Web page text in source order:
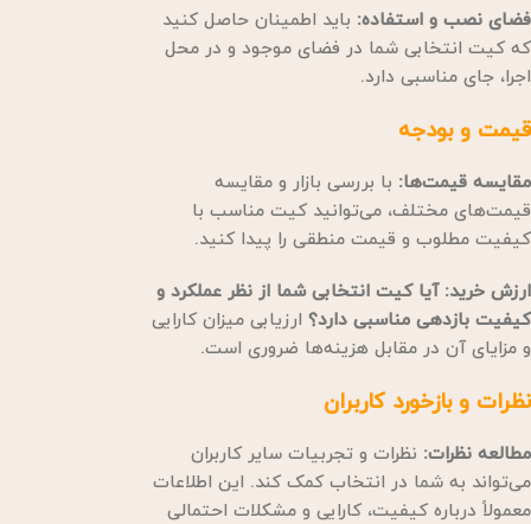
فضای نصب و استفاده: باید اطمینان حاصل کنید
که کیت انتخابی شما در فضای موجود و در محل
اجرا، جای مناسبی دارد.
قیمت و بودجه
مقایسه قیمت‌ها: با بررسی بازار و مقایسه
قیمت‌های مختلف، می‌توانید کیت مناسب با
کیفیت مطلوب و قیمت منطقی را پیدا کنید.
ارزش خرید: آیا کیت انتخابی شما از نظر عملکرد و
کیفیت بازدهی مناسبی دارد؟ ارزیابی میزان کارایی
و مزایای آن در مقابل هزینه‌ها ضروری است.
نظرات و بازخورد کاربران
مطالعه نظرات: نظرات و تجربیات سایر کاربران
می‌تواند به شما در انتخاب کمک کند. این اطلاعات
معمولاً درباره کیفیت، کارایی و مشکلات احتمالی